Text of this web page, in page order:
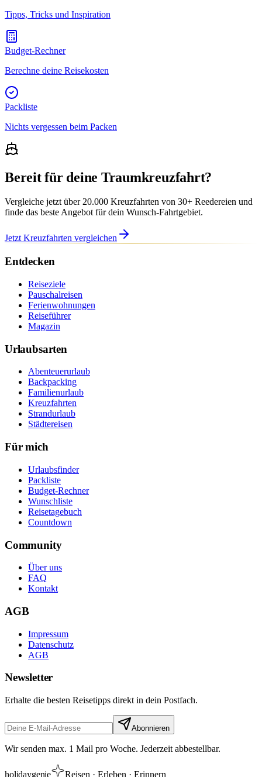
Tipps, Tricks und Inspiration
Budget-Rechner
Berechne deine Reisekosten
Packliste
Nichts vergessen beim Packen
Bereit für deine Traumkreuzfahrt?
Vergleiche jetzt über 20.000 Kreuzfahrten von 30+ Reedereien und
finde das beste Angebot für dein Wunsch-Fahrtgebiet.
Jetzt Kreuzfahrten vergleichen
Entdecken
Reiseziele
Pauschalreisen
Ferienwohnungen
Reiseführer
Magazin
Urlaubsarten
Abenteuerurlaub
Backpacking
Familienurlaub
Kreuzfahrten
Strandurlaub
Städtereisen
Für mich
Urlaubsfinder
Packliste
Budget-Rechner
Wunschliste
Reisetagebuch
Countdown
Community
Über uns
FAQ
Kontakt
AGB
Impressum
Datenschutz
AGB
Newsletter
Erhalte die besten Reisetipps direkt in dein Postfach.
Abonnieren
Wir senden max. 1 Mail pro Woche. Jederzeit abbestellbar.
holidaygenie Reisen · Erleben · Erinnern